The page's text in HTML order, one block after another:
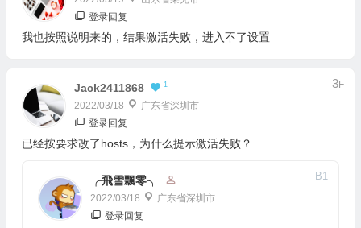
登录回复
我也按照说明来的，结果激活失败，进入不了设置
Jack2411868 1
2022/03/18 广东省深圳市
3F
登录回复
已经按要求改了hosts，为什么提示激活失败？
╭飛雪飄零╮
2022/03/18 广东省深圳市
B1
登录回复